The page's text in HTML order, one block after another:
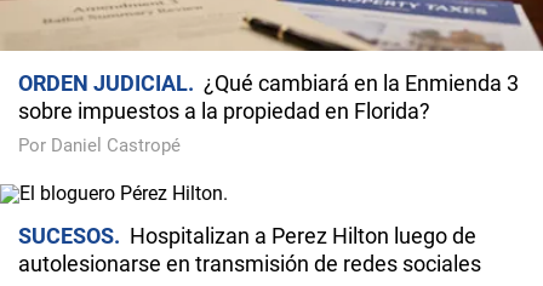
ORDEN JUDICIAL
¿Qué cambiará en la Enmienda 3
sobre impuestos a la propiedad en Florida?
Por Daniel Castropé
SUCESOS
Hospitalizan a Perez Hilton luego de
autolesionarse en transmisión de redes sociales